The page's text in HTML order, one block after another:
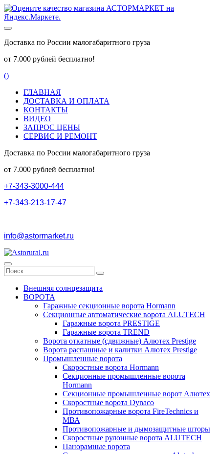
Доставка по России малогабаритного груза
от 7.000 рублей бесплатно!
()
ГЛАВНАЯ
ДОСТАВКА И ОПЛАТА
КОНТАКТЫ
ВИДЕО
ЗАПРОС ЦЕНЫ
СЕРВИС И РЕМОНТ
Доставка по России малогабаритного груза
от 7.000 рублей бесплатно!
+7-343-3000-444
+7-343-213-17-47
info@astormarket.ru
Внешняя солнцезащита
ВОРОТА
Гаражные секционные ворота Hormann
Секционные автоматические ворота ALUTECH
Гаражные ворота PRESTIGE
Гаражные ворота TREND
Ворота откатные (сдвижные) Алютех Prestige
Ворота распашные и калитки Алютех Prestige
Промышленные ворота
Скоростные ворота Hormann
Секционные промышленные ворота
Hormann
Секционные промышленные ворот Алютех
Скоростные ворота Dynaco
Противопожарные ворота FireTechnics и
МВА
Противопожарные и дымозащитные шторы
Скоростные рулонные ворота ALUTECH
Панорамные ворота